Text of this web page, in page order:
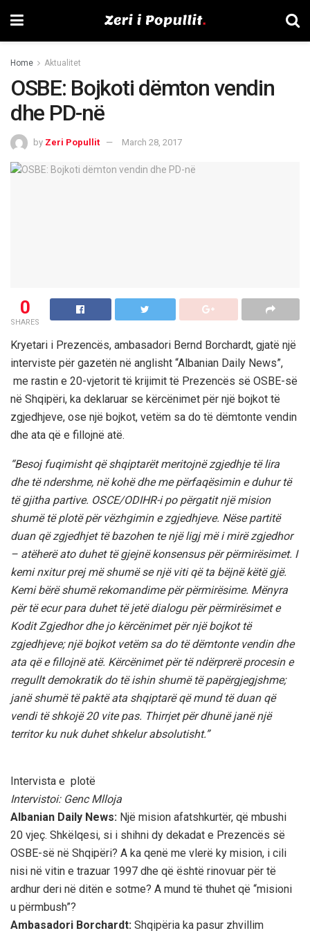
Home Aktualitet
OSBE: Bojkoti dëmton vendin
dhe PD-në
by Zeri Popullit March 28, 2017
0
SHARES
Kryetari i Prezencës, ambasadori Bernd Borchardt, gjatë një
interviste për gazetën në anglisht “Albanian Daily News”,
me rastin e 20-vjetorit të krijimit të Prezencës së OSBE-së
në Shqipëri, ka deklaruar se kërcënimet për një bojkot të
zgjedhjeve, ose një bojkot, vetëm sa do të dëmtonte vendin
dhe ata që e fillojnë atë.
“Besoj fuqimisht që shqiptarët meritojnë zgjedhje të lira
dhe të ndershme, në kohë dhe me përfaqësimin e duhur të
të gjitha partive. OSCE/ODIHR-i po përgatit një mision
shumë të plotë për vëzhgimin e zgjedhjeve. Nëse partitë
duan që zgjedhjet të bazohen te një ligj më i mirë zgjedhor
– atëherë ato duhet të gjejnë konsensus për përmirësimet. I
kemi nxitur prej më shumë se një viti që ta bëjnë këtë gjë.
Kemi bërë shumë rekomandime për përmirësime. Mënyra
për të ecur para duhet të jetë dialogu për përmirësimet e
Kodit Zgjedhor dhe jo kërcënimet për një bojkot të
zgjedhjeve; një bojkot vetëm sa do të dëmtonte vendin dhe
ata që e fillojnë atë. Kërcënimet për të ndërprerë procesin e
rregullt demokratik do të ishin shumë të papërgjegjshme;
janë shumë të paktë ata shqiptarë që mund të duan që
vendi të shkojë 20 vite pas. Thirrjet për dhunë janë një
territor ku nuk duhet shkelur absolutisht.”
Intervista e plotë
Intervistoi: Genc Mlloja
Albanian Daily News: Një mision afatshkurtër, që mbushi
20 vjeç. Shkëlqesi, si i shihni dy dekadat e Prezencës së
OSBE-së në Shqipëri? A ka qenë me vlerë ky mision, i cili
nisi në vitin e trazuar 1997 dhe që është rinovuar për të
ardhur deri në ditën e sotme? A mund të thuhet që “misioni
u përmbush”?
Ambasadori Borchardt: Shqipëria ka pasur zhvillim